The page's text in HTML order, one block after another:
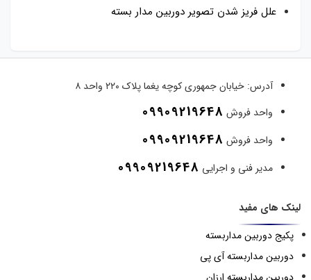
علل فریز شدن تصویر دوربین مدار بسته
آدرس: خیابان جمهوری کوچه یغما پلاک ۲۲۰ واحد ۸
واحد فروش 09909219648
واحد فروش 09909219648
مدیر فنی و اجرایی 09909219648
لینک های مفید
پکیج دوربین مداربسته
دوربین مداربسته آی پی